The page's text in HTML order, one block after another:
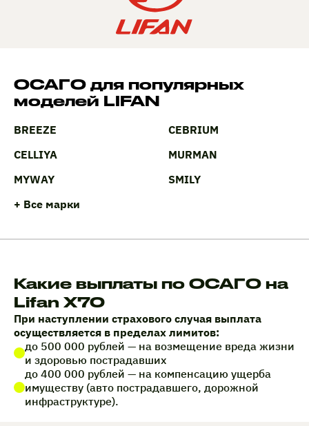
ОСАГО для популярных
моделей LIFAN
BREEZE
CEBRIUM
CELLIYA
MURMAN
MYWAY
SMILY
+ Все марки
Какие выплаты по ОСАГО на
Lifan X70
При наступлении страхового случая выплата
осуществляется в пределах лимитов:
до 500 000 рублей — на возмещение вреда жизни
и здоровью пострадавших
до 400 000 рублей — на компенсацию ущерба
имуществу (авто пострадавшего, дорожной
инфраструктуре).